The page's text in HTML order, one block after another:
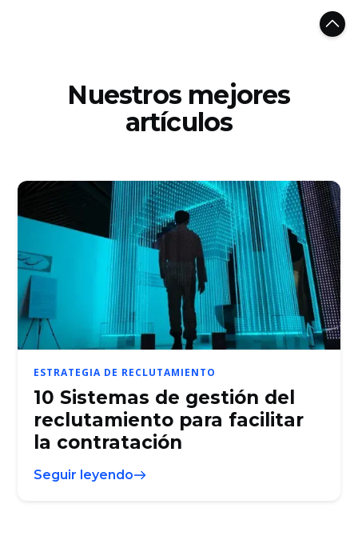
Nuestros mejores
artículos
ESTRATEGIA DE RECLUTAMIENTO
10 Sistemas de gestión del
reclutamiento para facilitar
la contratación
Seguir leyendo